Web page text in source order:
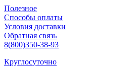
Полезное
Способы оплаты
Условия доставки
Обратная связь
8(800)350-38-93
Круглосуточно